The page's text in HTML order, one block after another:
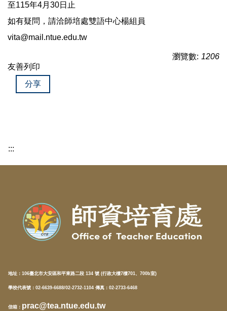
至115年4月30日止
如有疑問，請洽師培處雙語中心楊組員
vita@mail.ntue.edu.tw
瀏覽數: 1206
友善列印
分享
:::
地址： 106臺北市大安區和平東路二段 134 號 (行政大樓7樓701、700b室)
學校代表號：02-6639-6688/02-2732-1104 傳真：02-2733-6468
信箱 ： prac@tea.ntue.edu.tw